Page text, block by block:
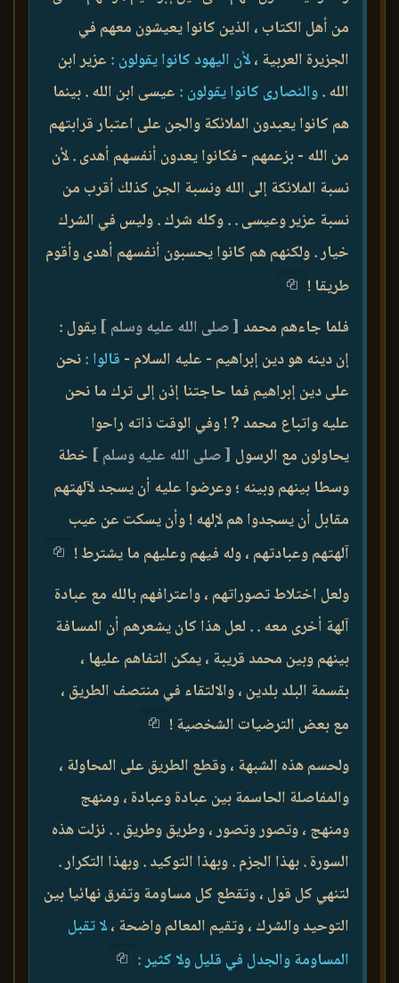
من أهل الكتاب ، الذين كانوا يعيشون معهم في
الجزيرة العربية ،لأن اليهود كانوا يقولون : عزير ابن
الله .والنصارى كانوا يقولون : عيسى ابن الله . بينما
هم كانوا يعبدون الملائكة والجن على اعتبار قرابتهم
من الله - بزعمهم - فكانوا يعدون أنفسهم أهدى . لأن
نسبة الملائكة إلى الله ونسبة الجن كذلك أقرب من
نسبة عزير وعيسى . . وكله شرك . وليس في الشرك
خيار . ولكنهم هم كانوا يحسبون أنفسهم أهدى وأقوم
طريقا !
فلما جاءهم محمد [ صلى الله عليه وسلم ] يقول :
إن دينه هو دين إبراهيم - عليه السلام - قالوا :نحن
على دين إبراهيم فما حاجتنا إذن إلى ترك ما نحن
عليه واتباع محمد ? ! وفي الوقت ذاته راحوا
يحاولون مع الرسول [ صلى الله عليه وسلم ] خطة
وسطا بينهم وبينه ؛ وعرضوا عليه أن يسجد لآلهتهم
مقابل أن يسجدوا هم لإلهه ! وأن يسكت عن عيب
آلهتهم وعبادتهم ، وله فيهم وعليهم ما يشترط !
ولعل اختلاط تصوراتهم ، واعترافهم بالله مع عبادة
آلهة أخرى معه . . لعل هذا كان يشعرهم أن المسافة
بينهم وبين محمد قريبة ، يمكن التفاهم عليها ،
بقسمة البلد بلدين ، والالتقاء في منتصف الطريق ،
مع بعض الترضيات الشخصية !
ولحسم هذه الشبهة ، وقطع الطريق على المحاولة ،
والمفاصلة الحاسمة بين عبادة وعبادة ، ومنهج
ومنهج ، وتصور وتصور ، وطريق وطريق . . نزلت هذه
السورة . بهذا الجزم . وبهذا التوكيد . وبهذا التكرار .
لتنهي كل قول ، وتقطع كل مساومة وتفرق نهائيا بين
التوحيد والشرك ، وتقيم المعالم واضحة ،لا تقبل
المساومة والجدل في قليل ولا كثير :